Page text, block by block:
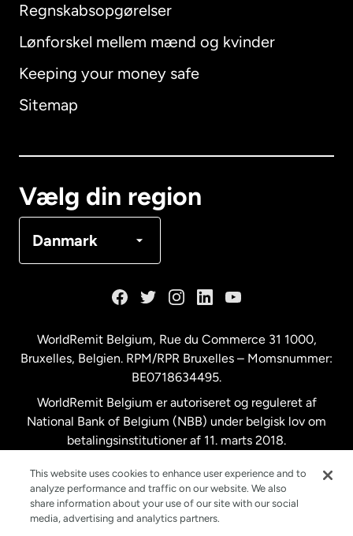
Regnskabsopgørelser
Lønforskel mellem mænd og kvinder
Keeping your money safe
Sitemap
Vælg din region
Danmark
Australien
Malaysia
New Zealand
Spanien
Storbritannien
WorldRemit Belgium, Rue du Commerce 31 1000,
Bruxelles, Belgien. RPM/RPR Bruxelles – Momsnummer:
BE0718634495.
WorldRemit Belgium er autoriseret og reguleret af
National Bank of Belgium (NBB) under belgisk lov om
betalingsinstitutioner af 11. marts 2018.
This website uses cookies to enhance user experience and to
analyze performance and traffic on our website. We also
share information about your use of our site with our social
media, advertising and analytics partners.